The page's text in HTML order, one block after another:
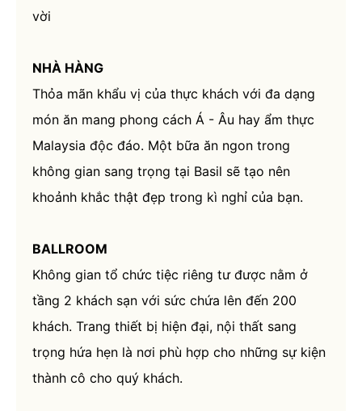
vời
NHÀ HÀNG
Thỏa mãn khẩu vị của thực khách với đa dạng
món ăn mang phong cách Á - Âu hay ẩm thực
Malaysia độc đáo. Một bữa ăn ngon trong
không gian sang trọng tại Basil sẽ tạo nên
khoảnh khắc thật đẹp trong kì nghỉ của bạn.
BALLROOM
Không gian tổ chức tiệc riêng tư được nằm ở
tầng 2 khách sạn với sức chứa lên đến 200
khách. Trang thiết bị hiện đại, nội thất sang
trọng hứa hẹn là nơi phù hợp cho những sự kiện
thành cô cho quý khách.